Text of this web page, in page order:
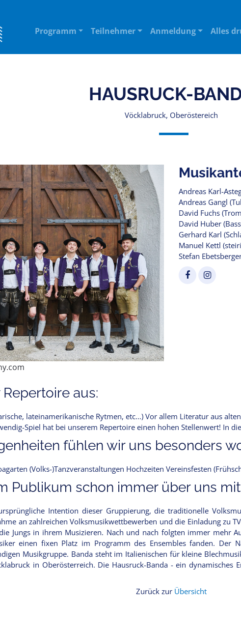
Programm Teilnehmer Anmeldung Alles
HAUSRUCK-
Vöcklabruck, Oberöstereich
Andreas Karl-
Andreas Gangl
David Fuchs
David Huber
Gerhard Karl
Manuel Kettl
Stefan
aus:
lateinamerikanische Rytmen, etc...) Vor allem Literatur aus
Spiel hat bei unserem Repertoire einen hohen Stellenwert! In
fühlen wir uns besonders
(Volks-)Tanzveranstaltungen Hochzeiten Vereinsfesten
Publikum schon immer über uns
Intention dieser Gruppierung, die traditionelle
an zahlreichen Volksmusikwettbewerben und die Einladung zu
Jungs in ihrem Musizieren. Nach und nach folgten immer mehr
einen fixen Platz im Programm des Ensembles fanden. Der
Musikgruppe. Banda steht im Italienischen für kleine
in Oberösterreich. Die Hausruck-Banda - ein
Zurück zur Übersicht